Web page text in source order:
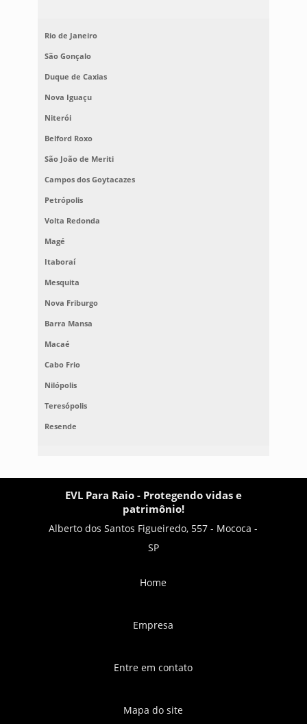
Rio de Janeiro
São Gonçalo
Duque de Caxias
Nova Iguaçu
Niterói
Belford Roxo
São João de Meriti
Campos dos Goytacazes
Petrópolis
Volta Redonda
Magé
Itaboraí
Mesquita
Nova Friburgo
Barra Mansa
Macaé
Cabo Frio
Nilópolis
Teresópolis
Resende
EVL Para Raio - Protegendo vidas e
patrimônio!
Alberto dos Santos Figueiredo, 557 - Mococa -
SP
Home
Empresa
Entre em contato
Mapa do site